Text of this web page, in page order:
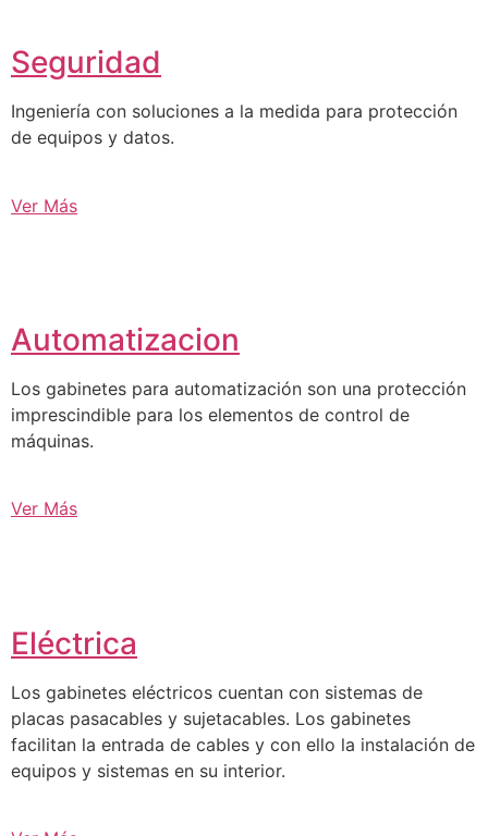
Seguridad
Ingeniería con soluciones a la medida para protección
de equipos y datos.
Ver Más
Automatizacion
Los gabinetes para automatización son una protección
imprescindible para los elementos de control de
máquinas.
Ver Más
Eléctrica
Los gabinetes eléctricos cuentan con sistemas de
placas pasacables y sujetacables. Los gabinetes
facilitan la entrada de cables y con ello la instalación de
equipos y sistemas en su interior.